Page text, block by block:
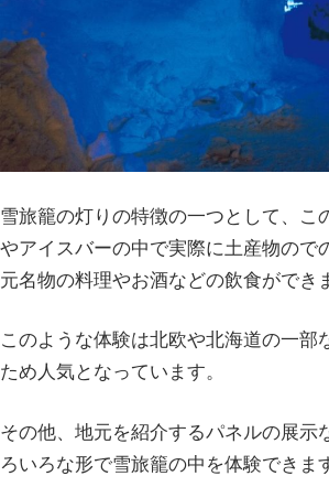
雪旅籠の灯りの特徴の一つとして、こ
やアイスバーの中で実際に土産物ので
元名物の料理やお酒などの飲食ができ
このような体験は北欧や北海道の一部
ため人気となっています。
その他、地元を紹介するパネルの展示
ろいろな形で雪旅籠の中を体験できま